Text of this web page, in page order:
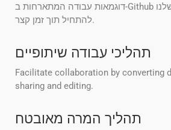
דוגמאות עבודה המתארחות ב-Github עוזרים למשתמשים שלנו
להתחיל תוך זמן קצר.
תהליכי עבודה שיתופיים
Facilitate collaboration by converting
sharing and editing.
תהליך המרה מאובטח